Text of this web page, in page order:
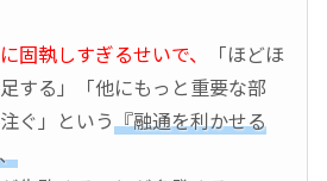
固執しすぎるせいで、
「ほどほ
する」「他にもっと重要な部
ぐ」という『融通を利かせる